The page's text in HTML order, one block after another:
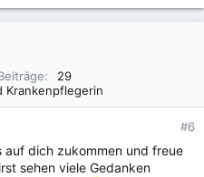
29
Krankenpflegerin
#6
dich zukommen und freue
sehen viele Gedanken